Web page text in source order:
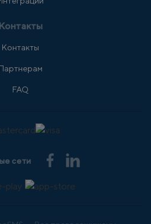
Контакты
Контакты
FAQ
сети